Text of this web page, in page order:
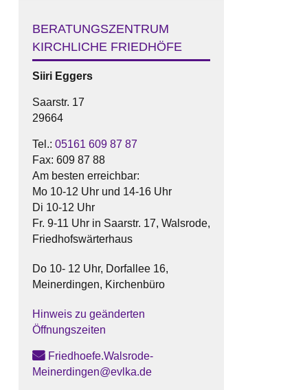
BERATUNGSZENTRUM
KIRCHLICHE FRIEDHÖFE
Siiri Eggers
Saarstr. 17
29664
Tel.: 05161 609 87 87
Fax: 609 87 88
Am besten erreichbar:
Mo 10-12 Uhr und 14-16 Uhr
Di 10-12 Uhr
Fr. 9-11 Uhr in Saarstr. 17, Walsrode,
Friedhofswärterhaus
Do 10- 12 Uhr, Dorfallee 16,
Meinerdingen, Kirchenbüro
Hinweis zu geänderten
Öffnungszeiten
Friedhoefe.Walsrode-
Meinerdingen@evlka.de